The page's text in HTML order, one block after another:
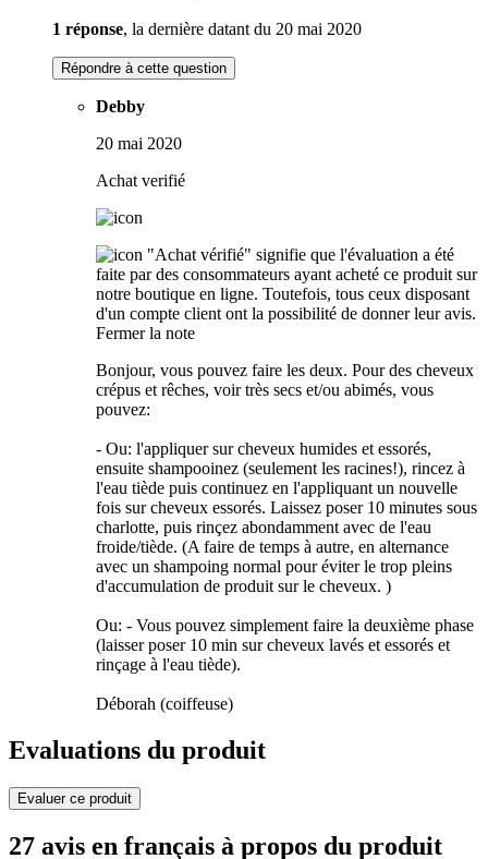
1 réponse, la dernière datant du 20 mai 2020
Répondre à cette question
Debby
20 mai 2020
Achat verifié
"Achat vérifié" signifie que l'évaluation a été
faite par des consommateurs ayant acheté ce produit sur
notre boutique en ligne. Toutefois, tous ceux disposant
d'un compte client ont la possibilité de donner leur avis.
Fermer la note
Bonjour, vous pouvez faire les deux. Pour des cheveux
crépus et rêches, voir très secs et/ou abimés, vous
pouvez:
- Ou: l'appliquer sur cheveux humides et essorés,
ensuite shampooinez (seulement les racines!), rincez à
l'eau tiède puis continuez en l'appliquant un nouvelle
fois sur cheveux essorés. Laissez poser 10 minutes sous
charlotte, puis rinçez abondamment avec de l'eau
froide/tiède. (A faire de temps à autre, en alternance
avec un shampoing normal pour éviter le trop pleins
d'accumulation de produit sur le cheveux. )
Ou: - Vous pouvez simplement faire la deuxième phase
(laisser poser 10 min sur cheveux lavés et essorés et
rinçage à l'eau tiède).
Déborah (coiffeuse)
Evaluations du produit
Evaluer ce produit
27 avis en français à propos du produit